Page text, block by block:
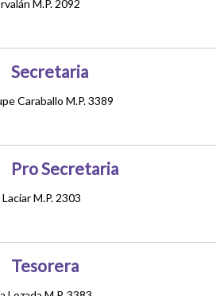
M.P. 2092
Secretaria
Caraballo M.P. 3389
Pro Secretaria
M.P. 2303
Tesorera